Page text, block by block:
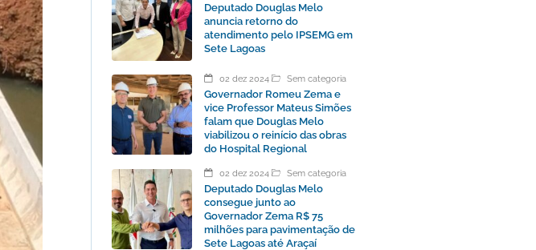
Deputado Douglas Melo
anuncia retorno do
atendimento pelo IPSEMG em
Sete Lagoas
02 dez 2024 Sem categoria
Governador Romeu Zema e
vice Professor Mateus Simões
falam que Douglas Melo
viabilizou o reinício das obras
do Hospital Regional
02 dez 2024 Sem categoria
Deputado Douglas Melo
consegue junto ao
Governador Zema R$ 75
milhões para pavimentação de
Sete Lagoas até Araçaí